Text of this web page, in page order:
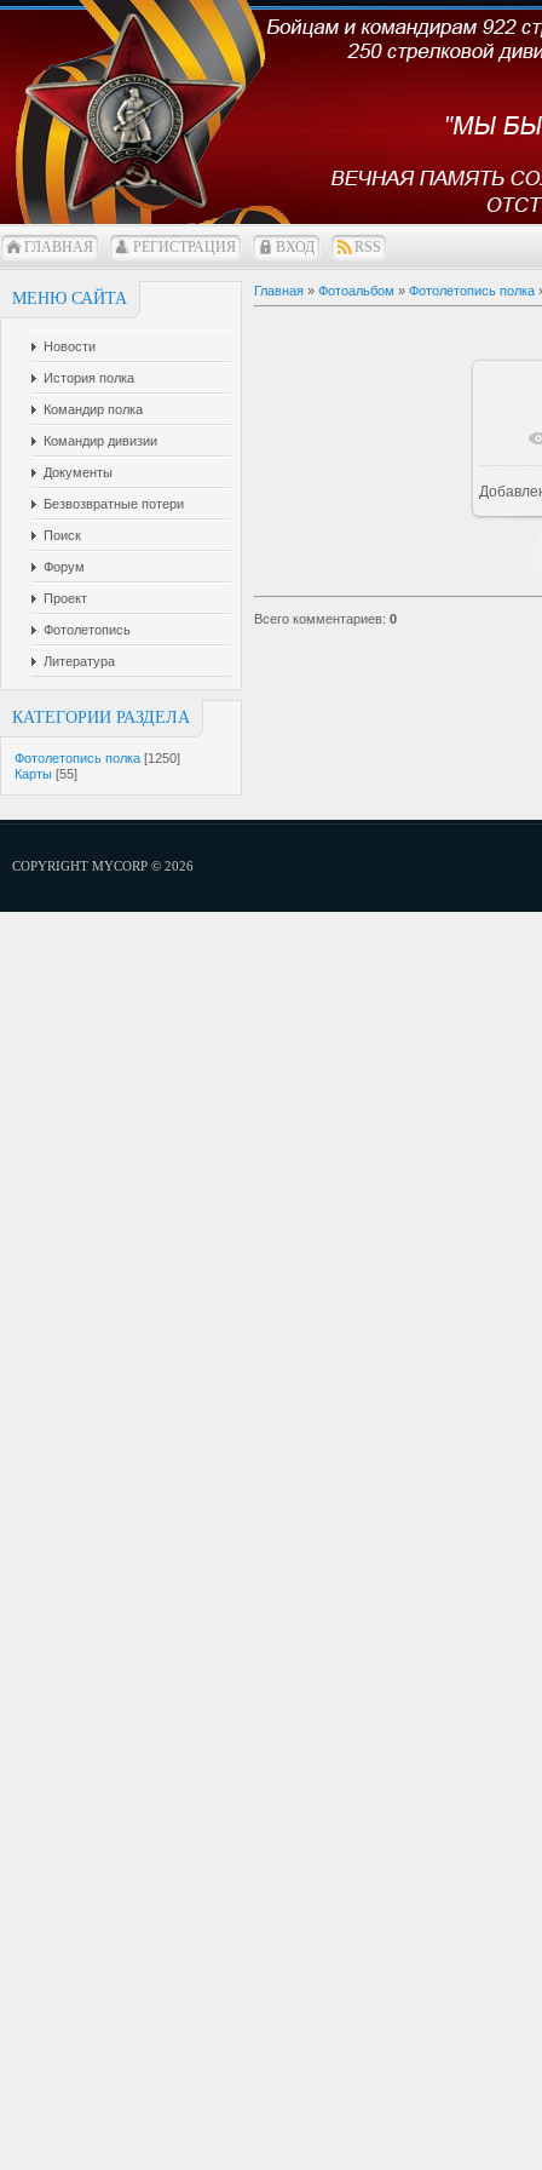
ГЛАВНАЯ РЕГИСТРАЦИЯ ВХОД RSS
МЕНЮ САЙТА
Новости
История полка
Командир полка
Командир дивизии
Документы
Безвозвратные потери
Поиск
Форум
Проект
Фотолетопись
Литература
КАТЕГОРИИ РАЗДЕЛА
Фотолетопись полка [1250]
Карты [55]
Главная » Фотоальбом » Фотолетопись полка
Всего комментариев: 0
COPYRIGHT MYCORP © 2026